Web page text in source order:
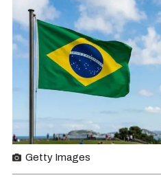
Getty Images